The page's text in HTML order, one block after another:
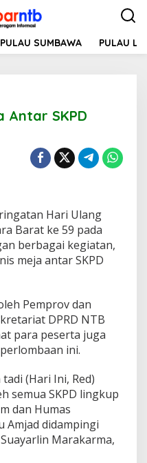
PULAU SUMBAWA PULAU
Antar SKPD
Hari Ulang
Barat ke 59 pada
berbagai kegiatan,
meja antar SKPD
Pemprov dan
DPRD NTB
para peserta juga
ini.
(Hari Ini, Red)
semua SKPD lingkup
dan Humas
Amjad didampingi
Marakarma,